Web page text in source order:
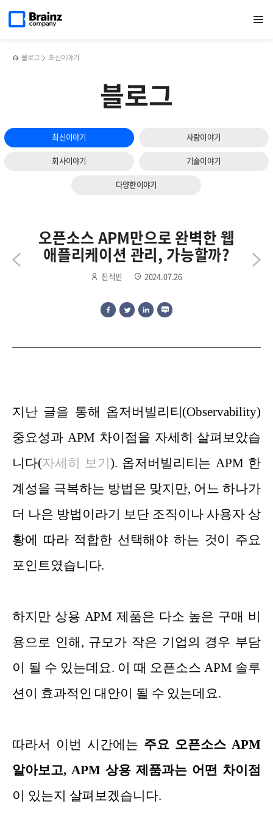
열기
페이지로
블로그 최신이야기
블로그
최신이야기 사람이야기
회사이야기 기술이야기
다양한이야기
(Dashboard)
오픈소스 APM만으로 완벽한 웹
애플리케이션 관리, 가능할까?
진석빈 2024.07.26
Fluentd에
알아야
지난 글을 통해 옵저버빌리티(Observability)
중요성과 APM 차이점을 자세히 살펴보았습
니다(자세히 보기 ). 옵저버빌리티는 APM 한
계성을 극복하는 방법은 맞지만, 어느 하나가
더 나은 방법이라기 보단 조직이나 사용자 상
황에 따라 적합한 선택해야 하는 것이 주요
포인트였습니다.
하지만 상용 APM 제품은 다소 높은 구매 비
용으로 인해, 규모가 작은 기업의 경우 부담
이 될 수 있는데요. 이 때 오픈소스 APM 솔루
션이 효과적인 대안이 될 수 있는데요.
따라서 이번 시간에는 주요 오픈소스 APM
알아보고, APM 상용 제품과는 어떤 차이점
이 있는지 살펴보겠습니다.
다음
슬라이드